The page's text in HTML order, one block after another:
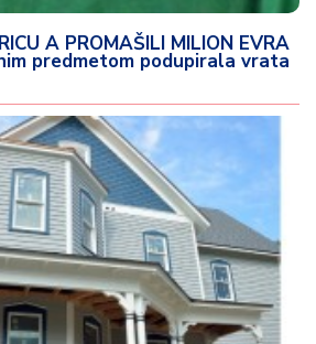
A PROMAŠILI MILION EVRA
predmetom podupirala vrata